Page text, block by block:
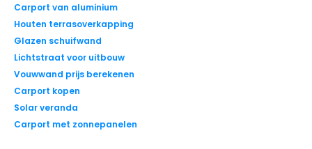
Carport van aluminium
Houten terrasoverkapping
Glazen schuifwand
Lichtstraat voor uitbouw
Vouwwand prijs berekenen
Carport kopen
Solar veranda
Carport met zonnepanelen